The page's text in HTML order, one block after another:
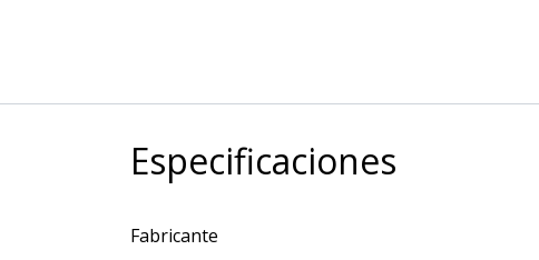
Especificaciones
Fabricante